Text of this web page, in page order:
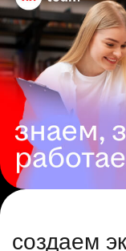
создаем